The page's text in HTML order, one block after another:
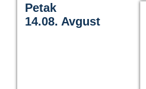
Petak
14.08. Avgust